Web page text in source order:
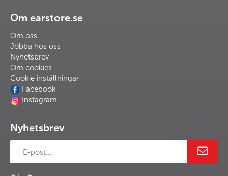
Om earstore.se
Om oss
Jobba hos oss
Nyhetsbrev
Om cookies
Cookie inställningar
Facebook
Instagram
Nyhetsbrev